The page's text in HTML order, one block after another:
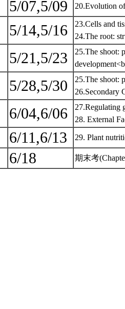
5/07,5/09 20.Evolution
5/14,5/16
23.Cells and
24.The root:
5/21,5/23
25.The shoot:
5/28,5/30
25.The shoot:
26.Secondary
6/04,6/06
27.Regulating
28. External
6/11,6/13 29. Plant
6/18 期末考